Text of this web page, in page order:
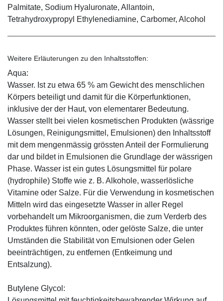
Palmitate, Sodium Hyaluronate, Allantoin,
Tetrahydroxypropyl Ethylenediamine, Carbomer, Alcohol
Weitere Erläuterungen zu den Inhaltsstoffen:
Aqua:
Wasser. Ist zu etwa 65 % am Gewicht des menschlichen
Körpers beteiligt und damit für die Körperfunktionen,
inklusive der der Haut, von elementarer Bedeutung.
Wasser stellt bei vielen kosmetischen Produkten (wässrige
Lösungen, Reinigungsmittel, Emulsionen) den Inhaltsstoff
mit dem mengenmässig grössten Anteil der Formulierung
dar und bildet in Emulsionen die Grundlage der wässrigen
Phase. Wasser ist ein gutes Lösungsmittel für polare
(hydrophile) Stoffe wie z. B. Alkohole, wasserlösliche
Vitamine oder Salze. Für die Verwendung in kosmetischen
Mitteln wird das eingesetzte Wasser in aller Regel
vorbehandelt um Mikroorganismen, die zum Verderb des
Produktes führen könnten, oder gelöste Salze, die unter
Umständen die Stabilität von Emulsionen oder Gelen
beeinträchtigen, zu entfernen (Entkeimung und
Entsalzung).
Butylene Glycol: